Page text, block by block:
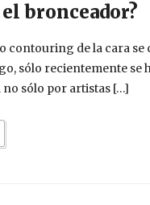
bronceador?
contouring de la cara se
sólo recientemente se
sólo por artistas […]